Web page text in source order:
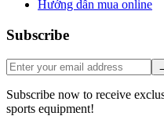
Hướng dẫn mua online
Subscribe
Subscribe now to receive
sports equipment!